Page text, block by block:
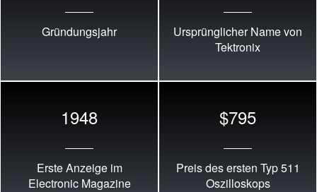
Gründungsjahr
Ursprünglicher Name von
Tektronix
1948
Erste Anzeige im
Electronic Magazine
$795
Preis des ersten Typ 511
Oszilloskops